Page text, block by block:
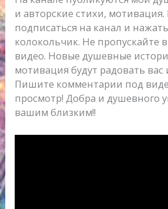
и авторские стихи, мотивация.
подписаться на канал и
колокольчик. Не пропускайте
видео. Новые душевные
мотивация будут радовать
Пишите комментарии под
просмотр! Добра и душевного
вашим близким!!